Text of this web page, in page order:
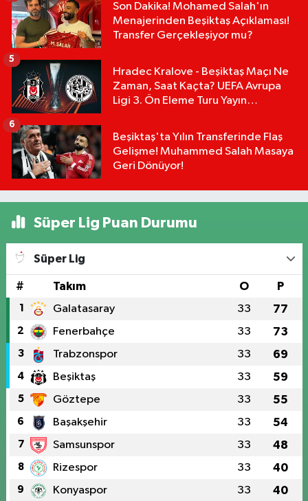
Son Dakika! Mohamed Salah'ın
Menajerinden Beşiktaş Açıklaması!
Transfer Gerçekleşiyor mu?
Hradec Kralove - Beşiktaş Maçı Ne
Zaman, Saat Kaçta? UEFA Avrupa
Ligi 3. Ön Eleme Turu Yayın
5
Beşiktaş'ta Yılın Transferinde Flaş
Gelişme! Muhammed Salah Masaya
Geri Dönüyor!
6
Süper Lig Puan Durumu
Süper Lig
# Takım O P
1 Galatasaray 33 77
2 Fenerbahçe 33 73
3 Trabzonspor 33 69
4 Beşiktaş 33 59
5 Göztepe 33 55
6 Başakşehir 33 54
7 Samsunspor 33 48
8 Rizespor 33 40
9 Konyaspor 33 40